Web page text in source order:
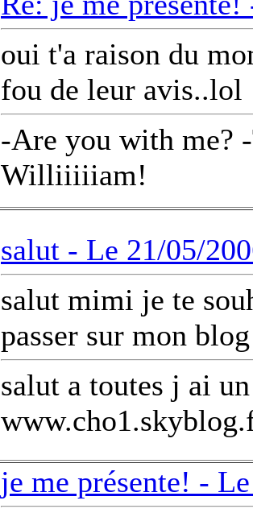
oui t'a raison du
fou de leur avis..lol
-Are you with me?
Williiiiiam!
salut - Le 21/05/
salut mimi je te
passer sur mon
salut a toutes j ai
je me présente! -